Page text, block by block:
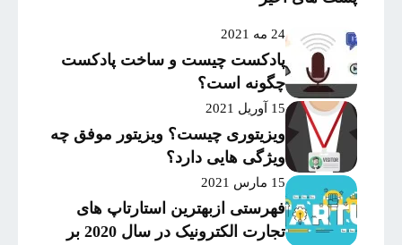
24 مه 2021
پادکست چیست و ساخت پادکست
چگونه است؟
15 آوریل 2021
ویزیتوری چیست؟ ویزیتور موفق چه
ویژگی هایی دارد؟
15 مارس 2021
فهرستی ازبهترین استارتاپ های
تجارت الکترونیک در سال 2020 بر